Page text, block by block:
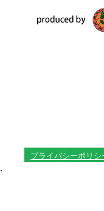
プライバシーポリシ
.